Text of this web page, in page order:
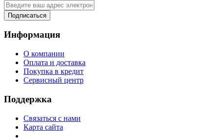
Подписаться
Информация
О компании
Оплата и доставка
Покупка в кредит
Сервисный центр
Поддержка
Связаться с нами
Карта сайта